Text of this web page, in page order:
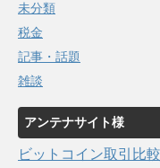
未分類
税金
記事・話題
雑談
アンテナサイト様
ビットコイン取引比